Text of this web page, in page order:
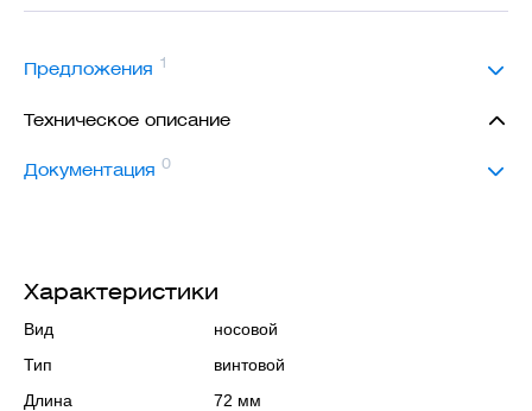
Предложения 1
Техническое описание
Документация 0
Характеристики
Вид
носовой
Тип
винтовой
Длина
72 мм